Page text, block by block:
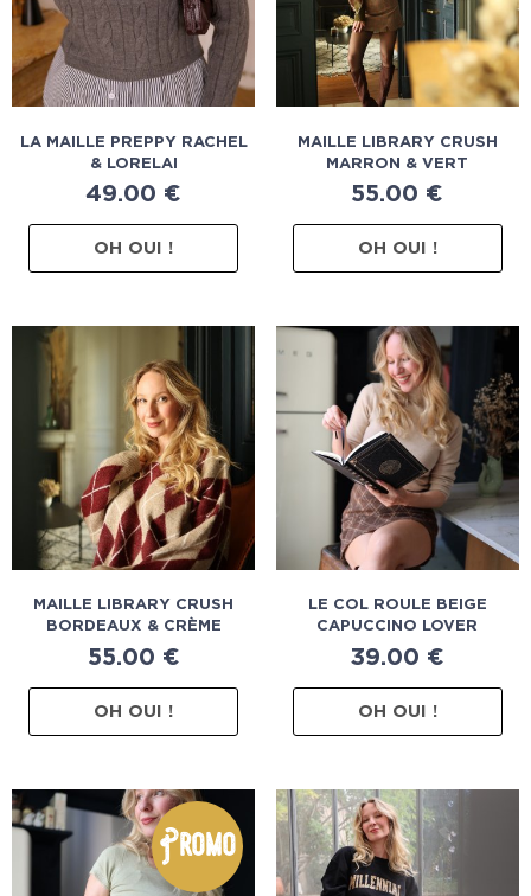
LA MAILLE PREPPY RACHEL
& LORELAI
49.00 €
OH OUI !
MAILLE LIBRARY CRUSH
MARRON & VERT
55.00 €
OH OUI !
MAILLE LIBRARY CRUSH
BORDEAUX & CRÈME
55.00 €
OH OUI !
LE COL ROULE BEIGE
CAPUCCINO LOVER
39.00 €
OH OUI !
Promo